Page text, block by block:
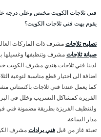
فني ثلاجات الكويت مختص وعلى درجة
يقوم بهت فني ثلاجات الكويت؟
تصليح ثلاجاتمشرف ذات الماركات
صيانة ثلاجاتمشرف وتنظيفها وغسيلها
لدينا فني ثلاجات هندي مشرف الكويت
اضافة الى اختيار قطع مناسبة لنوعية
كما يعمل عندنا فني ثلاجات باكستاني
الفريزة كمشاكل التسريب وخلل في
ولتنظيف الفريزة بطريقة مضمونة فني
مدار الساعة.
تعبئة غاز من قبلفني براداتمشرف